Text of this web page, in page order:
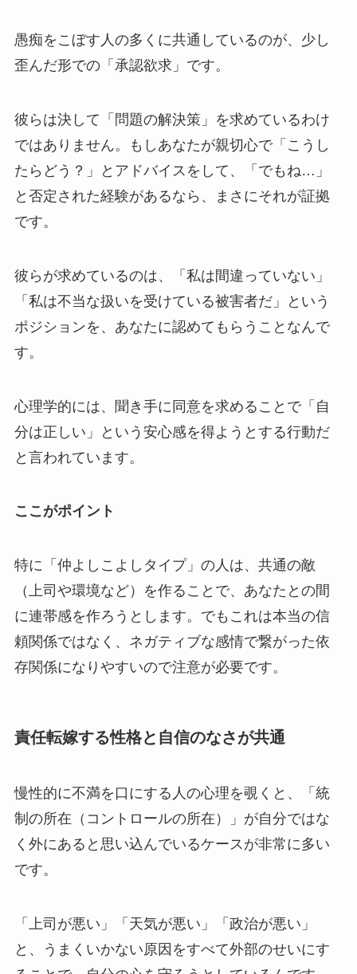
愚痴をこぼす人の多くに共通しているのが、少し
歪んだ形での「承認欲求」です。
彼らは決して「問題の解決策」を求めているわけ
ではありません。もしあなたが親切心で「こうし
たらどう？」とアドバイスをして、「でもね…」
と否定された経験があるなら、まさにそれが証拠
です。
彼らが求めているのは、「私は間違っていない」
「私は不当な扱いを受けている被害者だ」という
ポジションを、あなたに認めてもらうことなんで
す。
心理学的には、聞き手に同意を求めることで「自
分は正しい」という安心感を得ようとする行動だ
と言われています。
ここがポイント
特に「仲よしこよしタイプ」の人は、共通の敵
（上司や環境など）を作ることで、あなたとの間
に連帯感を作ろうとします。でもこれは本当の信
頼関係ではなく、ネガティブな感情で繋がった依
存関係になりやすいので注意が必要です。
責任転嫁する性格と自信のなさが共通
慢性的に不満を口にする人の心理を覗くと、「統
制の所在（コントロールの所在）」が自分ではな
く外にあると思い込んでいるケースが非常に多い
です。
「上司が悪い」「天気が悪い」「政治が悪い」
と、うまくいかない原因をすべて外部のせいにす